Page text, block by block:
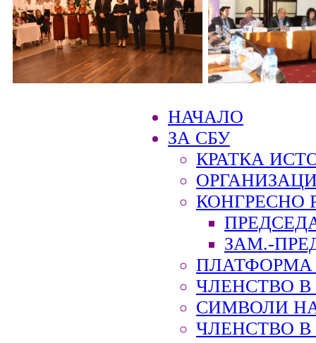
НАЧАЛО
ЗА СБУ
КРАТКА
КОНГРЕСНО
ЗАМ.-
ПЛАТФОРМА
ЧЛЕНСТВО В
СИМВОЛИ
ЧЛЕНСТВО